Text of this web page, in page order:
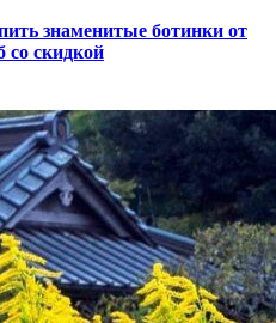
знаменитые ботинки от
со скидкой